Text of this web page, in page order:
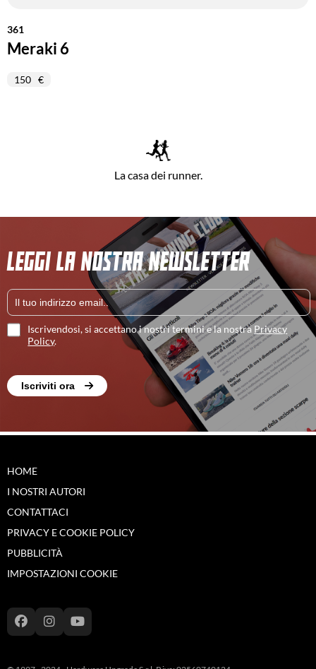
361
Meraki 6
150
La casa dei runner.
LEGGI LA NOSTRA NEWSLETTER
Iscrivendosi, si accettano i nostri termini e la nostra Privacy
Policy.
Iscriviti ora
HOME
I NOSTRI AUTORI
CONTATTACI
PRIVACY E COOKIE POLICY
PUBBLICITÀ
IMPOSTAZIONI COOKIE